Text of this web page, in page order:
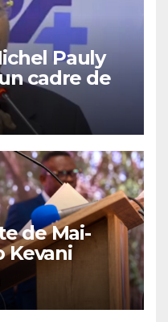
Pauly
cadre de
la tenue
de Mai-
Kevani
et fait de la